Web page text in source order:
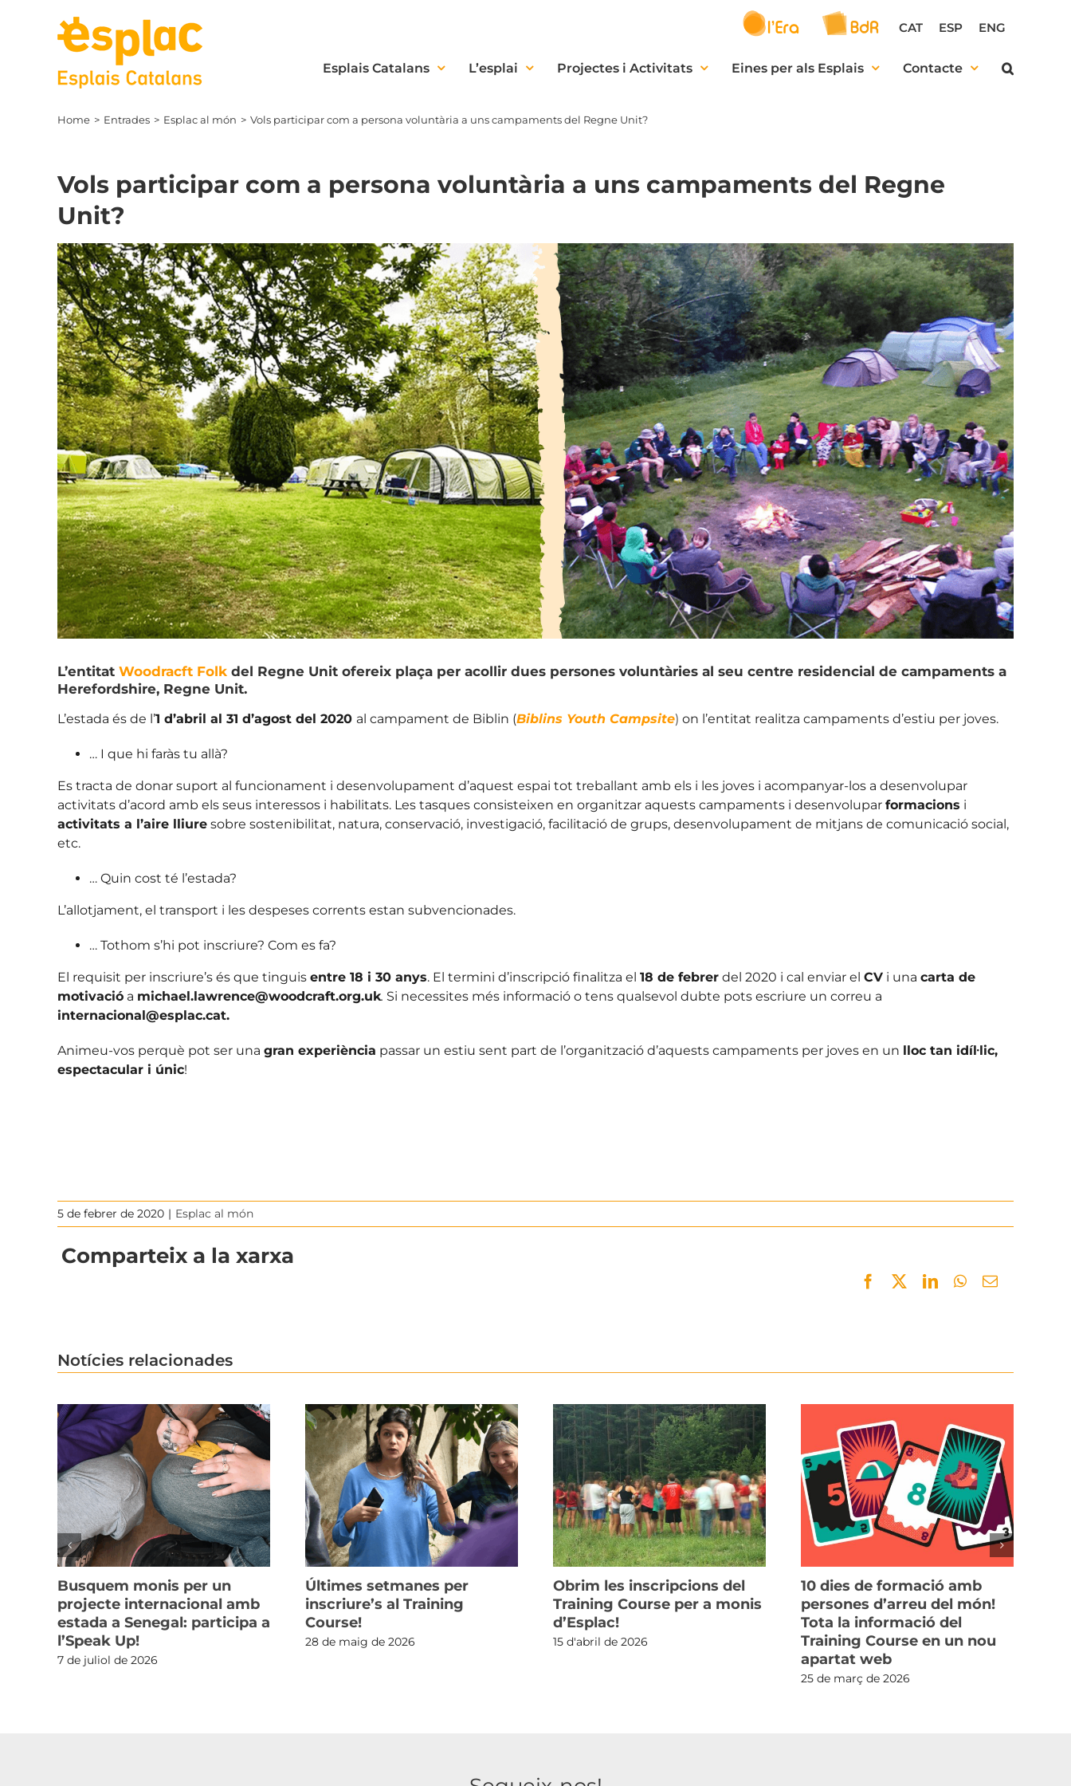
CAT ESP ENG
Esplais Catalans L’esplai Projectes i Activitats Eines per als Esplais Contacte
Home Entrades Esplac al món Vols participar com a persona voluntària a uns campaments del Regne Unit?
Vols participar com a persona voluntària a uns campaments del Regne
Unit?
View
Larger
Image
L’entitat Woodracft Folk del Regne Unit ofereix plaça per acollir dues persones voluntàries al seu centre residencial de campaments a
Herefordshire, Regne Unit.
L’estada és de l’1 d’abril al 31 d’agost del 2020 al campament de Biblin (Biblins Youth Campsite) on l’entitat realitza campaments d’estiu per joves.
… I que hi faràs tu allà?
Es tracta de donar suport al funcionament i desenvolupament d’aquest espai tot treballant amb els i les joves i acompanyar-los a desenvolupar
activitats d’acord amb els seus interessos i habilitats. Les tasques consisteixen en organitzar aquests campaments i desenvolupar formacions i
activitats a l’aire lliure sobre sostenibilitat, natura, conservació, investigació, facilitació de grups, desenvolupament de mitjans de comunicació social,
etc.
… Quin cost té l’estada?
L’allotjament, el transport i les despeses corrents estan subvencionades.
… Tothom s’hi pot inscriure? Com es fa?
El requisit per inscriure’s és que tinguis entre 18 i 30 anys. El termini d’inscripció finalitza el 18 de febrer del 2020 i cal enviar el CV i una carta de
motivació a michael.lawrence@woodcraft.org.uk. Si necessites més informació o tens qualsevol dubte pots escriure un correu a
internacional@esplac.cat.
Animeu-vos perquè pot ser una gran experiència passar un estiu sent part de l’organització d’aquests campaments per joves en un lloc tan idíl·lic,
espectacular i únic!
5 de febrer de 2020 | Esplac al món
Comparteix a la xarxa
Facebook
TwitterLinkedInWhatsApp
Email
Notícies relacionades
Busquem monis per un
projecte internacional amb
estada a Senegal: participa a
l’Speak Up!
7 de juliol de 2026
Últimes setmanes per
inscriure’s al Training
Course!
28 de maig de 2026
Obrim les inscripcions del
Training Course per a monis
d’Esplac!
15 d'abril de 2026
10 dies de formació amb
persones d’arreu del món!
Tota la informació del
Training Course en un nou
apartat web
25 de març de 2026